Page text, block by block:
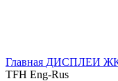
Главная ДИСПЛЕИ ЖК
TFH Eng-Rus